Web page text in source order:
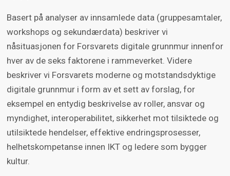
Basert på analyser av innsamlede data (gruppesamtaler,
workshops og sekundærdata) beskriver vi
nåsituasjonen for Forsvarets digitale grunnmur innenfor
hver av de seks faktorene i rammeverket. Videre
beskriver vi Forsvarets moderne og motstandsdyktige
digitale grunnmur i form av et sett av forslag, for
eksempel en entydig beskrivelse av roller, ansvar og
myndighet, interoperabilitet, sikkerhet mot tilsiktede og
utilsiktede hendelser, effektive endringsprosesser,
helhetskompetanse innen IKT og ledere som bygger
kultur.